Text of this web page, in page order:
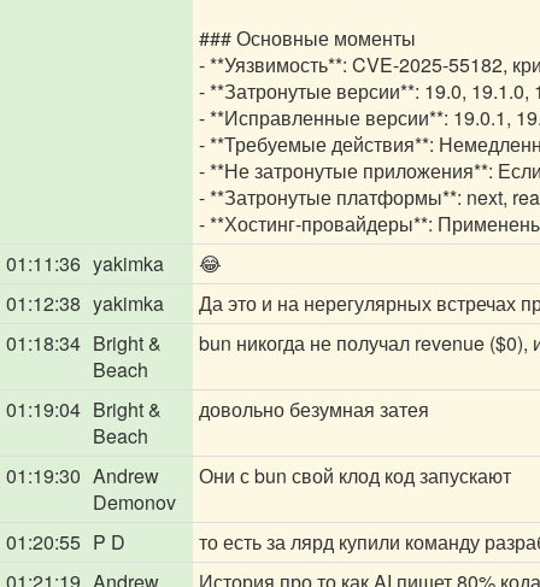
### Основные моменты
- **Уязвимость**: CVE-2025-55182,
- **Затронутые версии**: 19.0, 19.1.0,
- **Исправленные версии**: 19.0.1,
- **Требуемые действия**:
- **Не затронутые приложения**:
- **Затронутые платформы**: next,
- **Хостинг-провайдеры**:
01:11:36 yakimka
😂
01:12:38 yakimka
Да это и на нерегулярных встречах
01:18:34 Bright &
Beach
bun никогда не получал revenue ($0),
01:19:04 Bright &
Beach
довольно безумная затея
01:19:30 Andrew
Demonov
Они с bun свой клод код запускают
01:20:55 P D
то есть за лярд купили команду